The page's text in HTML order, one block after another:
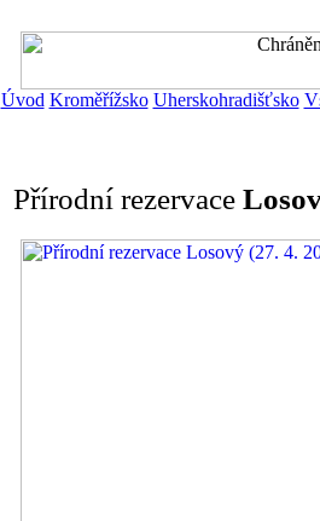
Úvod Kroměřížsko Uherskohradišťsko
Přírodní rezervace